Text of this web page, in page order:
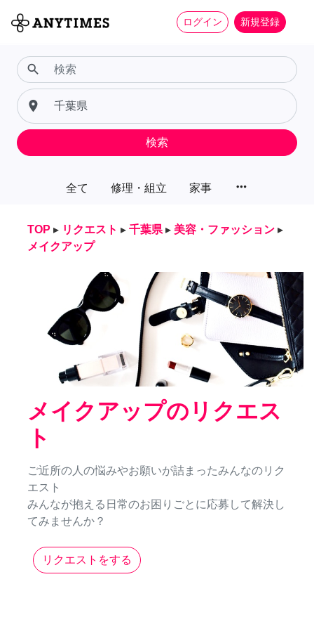
ログイン 新規登録
全て 修理・組立 家事 more_horiz
search
place
検索
TOP ▸ リクエスト ▸ 千葉県 ▸ 美容・ファッション ▸
メイクアップ
メイクアップのリクエス
ト
ご近所の人の悩みやお願いが詰まったみんなのリク
エスト
みんなが抱える日常のお困りごとに応募して解決し
てみませんか？
リクエストをする